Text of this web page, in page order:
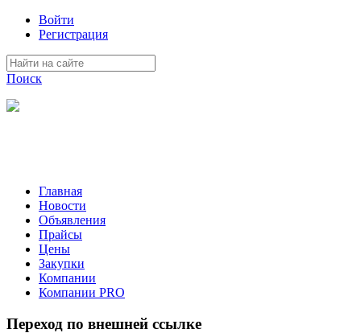
Войти
Регистрация
Поиск
Главная
Новости
Объявления
Прайсы
Цены
Закупки
Компании
Компании PRO
Переход по внешней ссылке